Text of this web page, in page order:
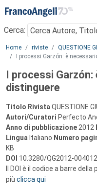
Menu
Cerca:
Main content
Home riviste QUESTIONE
I processi Garzón: è
I processi Garzón:
distinguere
Titolo Rivista QUESTIONE
Autori/Curatori Perfecto
Anno di pubblicazione 2012
Lingua Italiano Numero
KB
DOI 10.3280/QG2012-004012
Il DOI è il codice a barre
più clicca qui